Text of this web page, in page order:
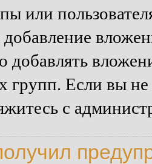
или
добавление
добавлять
групп. Если вы не
с